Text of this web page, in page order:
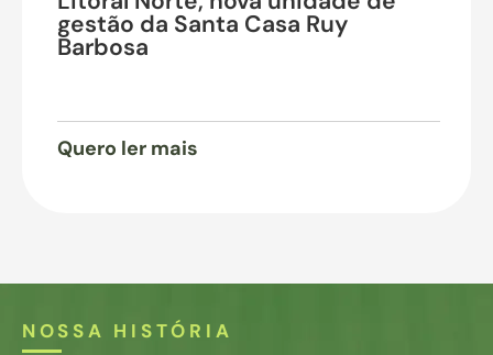
gestão da Santa Casa Ruy
Barbosa
Quero ler mais
NOSSA HISTÓRIA